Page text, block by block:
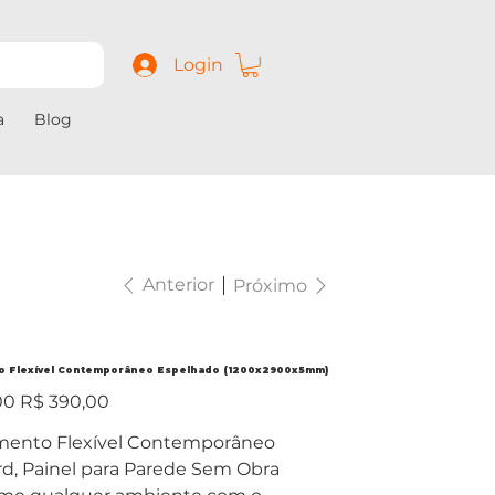
Login
Blog
Anterior Próximo
Flexível Contemporâneo Espelhado (1200x2900x5mm)
Preço
promocional
R$ 390,00
Flexível Contemporâneo
Painel para Parede Sem Obra